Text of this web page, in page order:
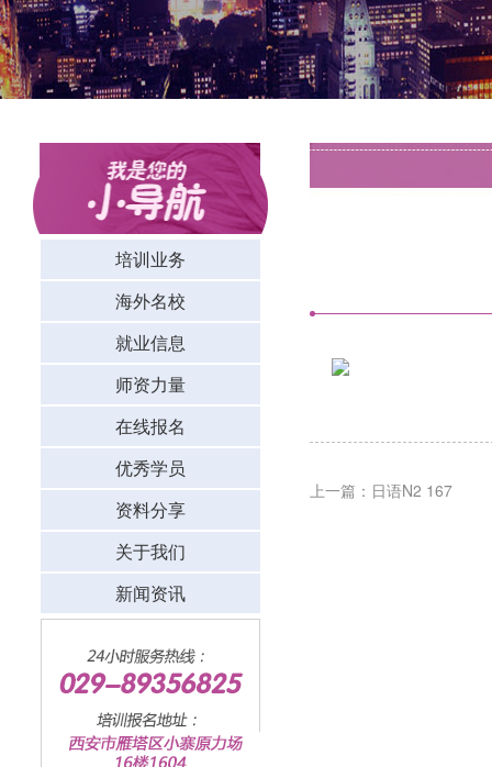
培训业务
海外名校
就业信息
师资力量
在线报名
优秀学员
资料分享
关于我们
新闻资讯
上一篇：日语N2 167